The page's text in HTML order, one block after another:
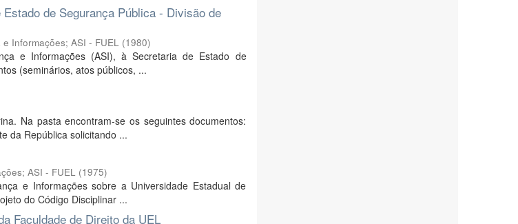
de Segurança Pública - Divisão de
Informações; ASI - FUEL (1980)
e Informações (ASI), à Secretaria de Estado de
(seminários, atos públicos, ...
Na pasta encontram-se os seguintes documentos:
da República solicitando ...
ASI - FUEL (1975)
e Informações sobre a Universidade Estadual de
do Código Disciplinar ...
Faculdade de Direito da UEL